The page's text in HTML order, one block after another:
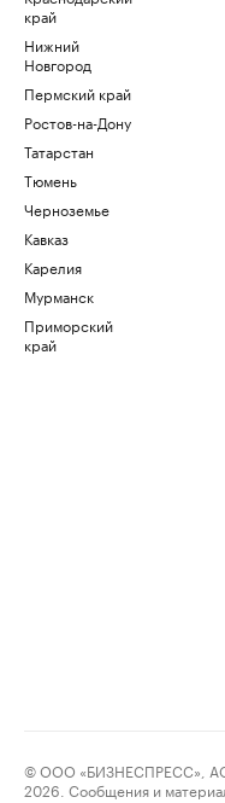
край
Нижний
Новгород
Пермский край
Ростов-на-Дону
Татарстан
Тюмень
Черноземье
Кавказ
Карелия
Мурманск
Приморский
край
© ООО «БИЗНЕСПРЕСС»,
2026. Сообщения и